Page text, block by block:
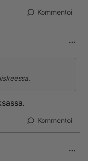
Kommentoi
Kommentoi